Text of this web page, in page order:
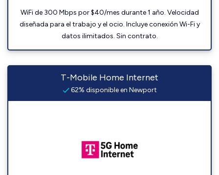
WiFi de 300 Mbps por $40/mes durante 1 año. Velocidad
diseñada para el trabajo y el ocio. Incluye conexión Wi-Fi y
datos ilimitados. Sin contrato.
T-Mobile Home Internet
62% disponible en Newport